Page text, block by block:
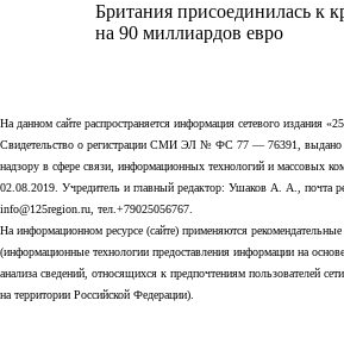
Британия присоединилась к
на 90 миллиардов евро
На данном сайте распространяется информация сетевого издания
Свидетельство о регистрации СМИ ЭЛ № ФС 77 — 76391, выдано
надзору в сфере связи, информационных технологий и массовых
02.08.2019. Учредитель и главный редактор: Ушаков А. А., почта
info@125region.ru, тел.+79025056767.
На информационном ресурсе (сайте) применяются рекомендательные
(информационные технологии предоставления информации на
анализа сведений, относящихся к предпочтениям пользователей
на территории Российской Федерации).